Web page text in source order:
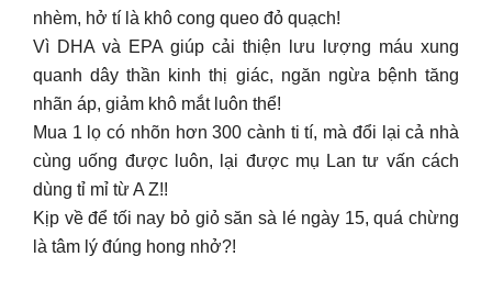
nhèm, hở tí là khô cong queo đỏ quạch!
Vì DHA và EPA giúp cải thiện lưu lượng máu xung
quanh dây thần kinh thị giác, ngăn ngừa bệnh tăng
nhãn áp, giảm khô mắt luôn thể!
Mua 1 lọ có nhõn hơn 300 cành ti tí, mà đổi lại cả nhà
cùng uống được luôn, lại được mụ Lan tư vấn cách
dùng tỉ mỉ từ A Z!!
Kịp về để tối nay bỏ giỏ săn sà lé ngày 15, quá chừng
là tâm lý đúng hong nhở?!